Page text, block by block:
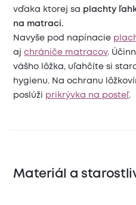
vďaka ktorej sa plachty
na matraci.
Navyše pod napínacie
ajchrániče matracov.
vášho lôžka, uľahčíte si
hygienu. Na ochranu
poslúži prikrývka na posteľ.
Materiál a